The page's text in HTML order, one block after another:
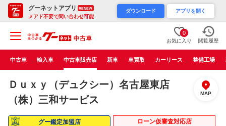
グーネットアプリ RENEW
メアド不要で問い合わせ可能
ダウンロード アプリを開く
0
お気に入り 閲覧履歴
中古車 輸入車 中古車販売店 新車 車買取 カーリース 整備工場
Ｄｕｘｙ（デュクシー）名古屋東店
（株）三和サービス
MAP
グー鑑定加盟店 ローン仮審査対応店